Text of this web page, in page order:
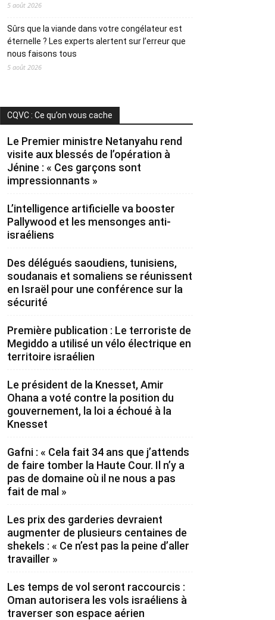
5 août 2026
Sûrs que la viande dans votre congélateur est
éternelle ? Les experts alertent sur l’erreur que
nous faisons tous
5 août 2026
CQVC : Ce qu’on vous cache
Le Premier ministre Netanyahu rend
visite aux blessés de l’opération à
Jénine : « Ces garçons sont
impressionnants »
L’intelligence artificielle va booster
Pallywood et les mensonges anti-
israéliens
Des délégués saoudiens, tunisiens,
soudanais et somaliens se réunissent
en Israël pour une conférence sur la
sécurité
Première publication : Le terroriste de
Megiddo a utilisé un vélo électrique en
territoire israélien
Le président de la Knesset, Amir
Ohana a voté contre la position du
gouvernement, la loi a échoué à la
Knesset
Gafni : « Cela fait 34 ans que j’attends
de faire tomber la Haute Cour. Il n’y a
pas de domaine où il ne nous a pas
fait de mal »
Les prix des garderies devraient
augmenter de plusieurs centaines de
shekels : « Ce n’est pas la peine d’aller
travailler »
Les temps de vol seront raccourcis :
Oman autorisera les vols israéliens à
traverser son espace aérien